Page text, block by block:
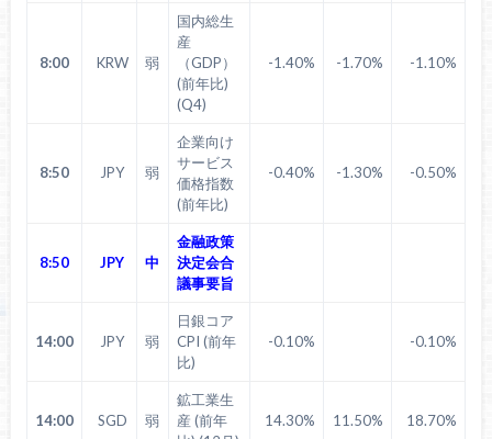
8:00 KRW 弱
国内総生
産
（GDP）
(前年比)
(Q4)
-1.40% -1.70% -1.10%
8:50 JPY 弱
企業向け
サービス
価格指数
(前年比)
-0.40% -1.30% -0.50%
8:50 JPY 中
金融政策
決定会合
議事要旨
14:00 JPY 弱
日銀コア
CPI (前年
比)
-0.10% -0.10%
14:00 SGD 弱
鉱工業生
産 (前年
14.30% 11.50% 18.70%